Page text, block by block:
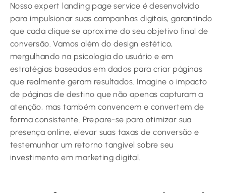
Nosso expert landing page service é desenvolvido
para impulsionar suas campanhas digitais, garantindo
que cada clique se aproxime do seu objetivo final de
conversão. Vamos além do design estético,
mergulhando na psicologia do usuário e em
estratégias baseadas em dados para criar páginas
que realmente geram resultados. Imagine o impacto
de páginas de destino que não apenas capturam a
atenção, mas também convencem e convertem de
forma consistente. Prepare-se para otimizar sua
presença online, elevar suas taxas de conversão e
testemunhar um retorno tangível sobre seu
investimento em marketing digital.